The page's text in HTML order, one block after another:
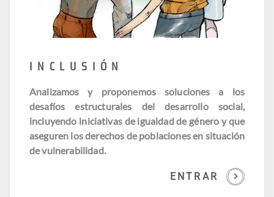
INCLUSIÓN
Analizamos y proponemos soluciones a los
desafíos estructurales del desarrollo social,
incluyendo iniciativas de igualdad de género y que
aseguren los derechos de poblaciones en situación
de vulnerabilidad.
ENTRAR